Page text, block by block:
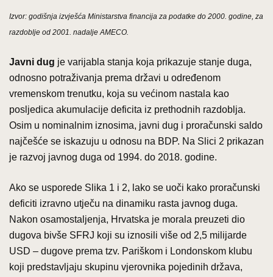
Izvor: godišnja izvješća Ministarstva financija za podatke do 2000. godine, za
razdoblje od 2001. nadalje AMECO.
Javni dug je varijabla stanja koja prikazuje stanje duga,
odnosno potraživanja prema državi u određenom
vremenskom trenutku, koja su većinom nastala kao
posljedica akumulacije deficita iz prethodnih razdoblja.
Osim u nominalnim iznosima, javni dug i proračunski saldo
najčešće se iskazuju u odnosu na BDP. Na Slici 2 prikazan
je razvoj javnog duga od 1994. do 2018. godine.
Ako se usporede Slika 1 i 2, lako se uoči kako proračunski
deficiti izravno utječu na dinamiku rasta javnog duga.
Nakon osamostaljenja, Hrvatska je morala preuzeti dio
dugova bivše SFRJ koji su iznosili više od 2,5 milijarde
USD – dugove prema tzv. Pariškom i Londonskom klubu
koji predstavljaju skupinu vjerovnika pojedinih država,